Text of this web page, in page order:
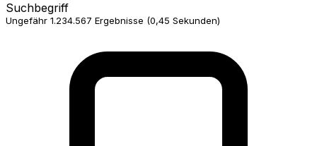
Suchbegriff
Ungefähr 1.234.567 Ergebnisse (0,45 Sekunden)